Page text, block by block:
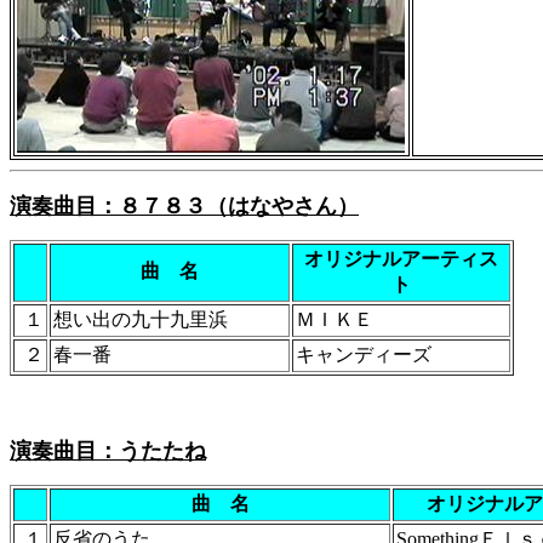
演奏曲目：８７８３（はなやさん）
曲 名
オリジナルアーティス
ト
１
想い出の九十九里浜
ＭＩＫＥ
２
春一番 キャンディーズ
演奏曲目：うたたね
曲 名
オリジナル
１
反省のうた
SomethingＥｌｓ